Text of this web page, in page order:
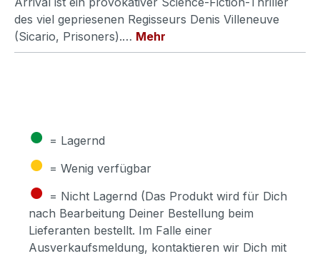
des viel gepriesenen Regisseurs Denis Villeneuve
(Sicario, Prisoners).… Mehr
● = Lagernd
● = Wenig verfügbar
● = Nicht Lagernd (Das Produkt wird für Dich
nach Bearbeitung Deiner Bestellung beim
Lieferanten bestellt. Im Falle einer
Ausverkaufsmeldung, kontaktieren wir Dich mit